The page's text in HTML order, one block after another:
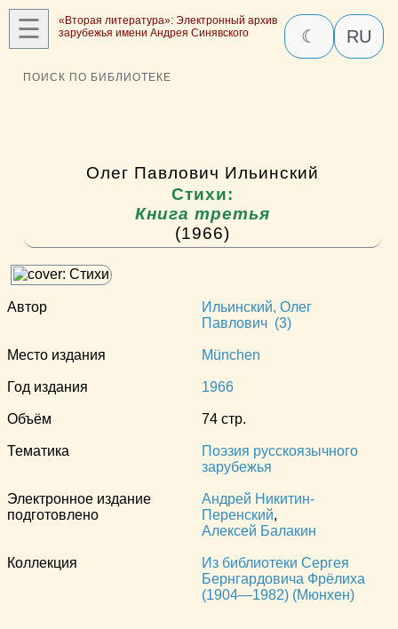
☰
«Вторая литература»: Электронный архив
зарубежья имени Андрея Синявского
☾ RU
ПОИСК ПО БИБЛИОТЕКЕ
Олег Павлович Ильинский
Стихи:
Книга третья
(1966)
Автор
Ильинский, Олег
Павлович (3)
Место издания München
Год издания 1966
Объём 74 стр.
Тематика
Поэзия русскоязычного
зарубежья
Электронное издание
подготовлено
Андрей Никитин-
Перенский,
Алексей Балакин
Коллекция
Из библиотеки Сергея
Бернгардовича Фрёлиха
(1904—1982) (Мюнхен)